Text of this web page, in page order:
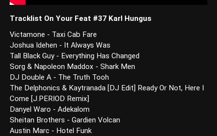
Tracklist On Your Feat #37 Karl Hungus
Victamone - Taxi Cab Fare
Joshua Idehen - It Always Was
Tall Black Guy - Everything Has Changed
Sorg & Napoleon Maddox - Shark Men
DJ Double A - The Truth Tooh
The Delphonics & Kaytranada [DJ Edit] Ready Or Not, Here I
Come [J.PERIOD Remix]
Danyel Waro - Adekalom
Sheitan Brothers - Gardien Volcan
Austin Marc - Hotel Funk